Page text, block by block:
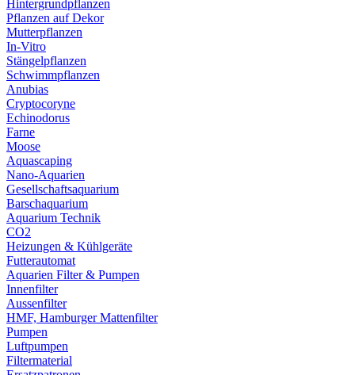
Hintergrundpflanzen
Pflanzen auf Dekor
Mutterpflanzen
In-Vitro
Stängelpflanzen
Schwimmpflanzen
Anubias
Cryptocoryne
Echinodorus
Farne
Moose
Aquascaping
Nano-Aquarien
Gesellschaftsaquarium
Barschaquarium
Aquarium Technik
CO2
Heizungen & Kühlgeräte
Futterautomat
Aquarien Filter & Pumpen
Innenfilter
Aussenfilter
HMF, Hamburger Mattenfilter
Pumpen
Luftpumpen
Filtermaterial